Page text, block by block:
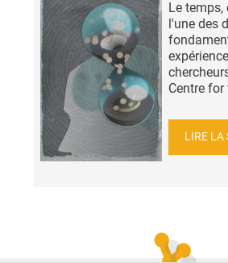
Le temps,
l'une des
Centre for
LIRE LA